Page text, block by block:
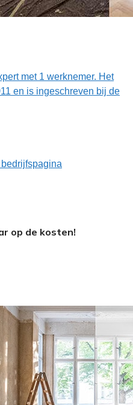
met 1 werknemer. Het
en is ingeschreven bij de
op de kosten!